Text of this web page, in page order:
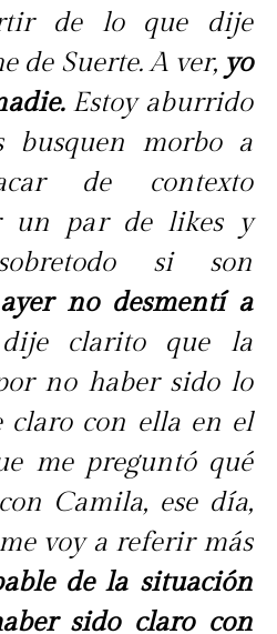
de lo que dije
de Suerte. A ver, yo
Estoy aburrido
busquen morbo a
de contexto
un par de likes y
si son
no desmentí a
clarito que la
no haber sido lo
claro con ella en el
me preguntó qué
Camila, ese día,
voy a referir más
de la situación
sido claro con